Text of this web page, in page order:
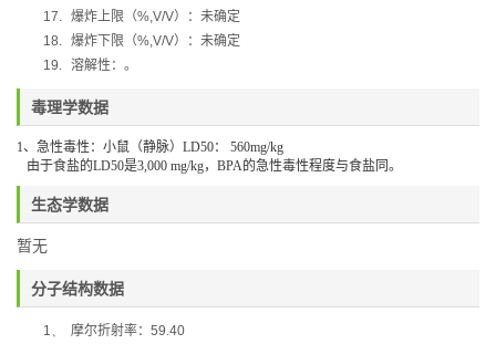
17. 爆炸上限（%,V/V）：未确定
18. 爆炸下限（%,V/V）：未确定
19. 溶解性：。
毒理学数据
1、急性毒性：小鼠（静脉） LD50：
560mg/kg
由于食盐的LD50是3,000 mg/kg， BPA的急性毒性程度与食盐同。
生态学数据
暂无
分子结构数据
1、 摩尔折射率： 59.40